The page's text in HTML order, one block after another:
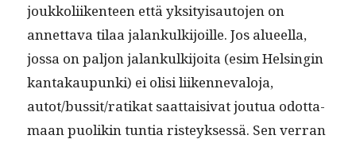
joukkoli­iken­teen että yksi­ty­isauto­jen on
annet­ta­va tilaa jalankulk­i­joille. Jos alueel­la,
jos­sa on paljon jalankulk­i­joi­ta (esim Helsin­gin
kan­takaupun­ki) ei olisi liiken­neval­o­ja,
autot/bussit/ratikat saat­taisi­vat joutua odot­ta­
maan puo­likin tun­tia risteyk­sessä. Sen ver­ran